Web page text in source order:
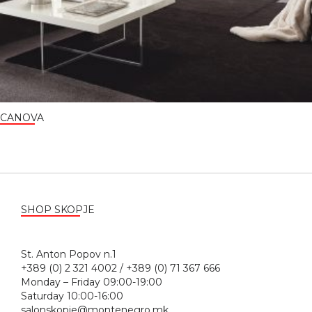
CANOVA
SHOP SKOPJE
St. Anton Popov n.1
+389 (0) 2 321 4002 / +389 (0) 71 367 666
Monday – Friday 09:00-19:00
Saturday 10:00-16:00